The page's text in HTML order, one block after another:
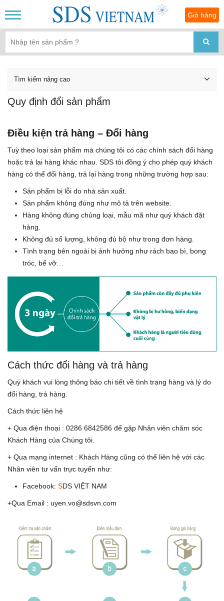
Giỏ hàng
Tìm kiếm nâng cao
Quy định đổi sản phẩm
Điều kiện trả hàng – Đổi hàng
Tuỳ theo loại sản phẩm mà chúng tôi có các chính sách đổi hàng
hoặc trả lại hàng khác nhau. SDS tôi đồng ý cho phép quý khách
hàng có thể đổi hàng, trả lại hàng trong những trường hợp sau:
Sản phẩm bị lỗi do nhà sản xuất.
Sản phẩm không đúng như mô tả trên website.
Hàng không đúng chủng loại, mẫu mã như quý khách đặt
hàng.
Không đủ số lượng, không đủ bộ như trong đơn hàng.
Tình trạng bên ngoài bị ảnh hưởng như rách bao bì, bong
tróc, bể vỡ…
Cách thức đổi hàng và trả hàng
Quý khách vui lòng thông báo chi tiết về tình trạng hàng và lý do
đổi hàng, trả hàng.
Cách thức liên hệ
+ Qua điện thoại : 0286 6842586 để gặp Nhân viên chăm sóc
Khách Hàng của Chúng tôi.
+ Qua mạng internet : Khách Hàng cũng có thể liên hệ với các
Nhân viên tư vấn trực tuyến như:
Facebook: SDS VIỆT NAM
+Qua Email : uyen.vo@sdsvn.com